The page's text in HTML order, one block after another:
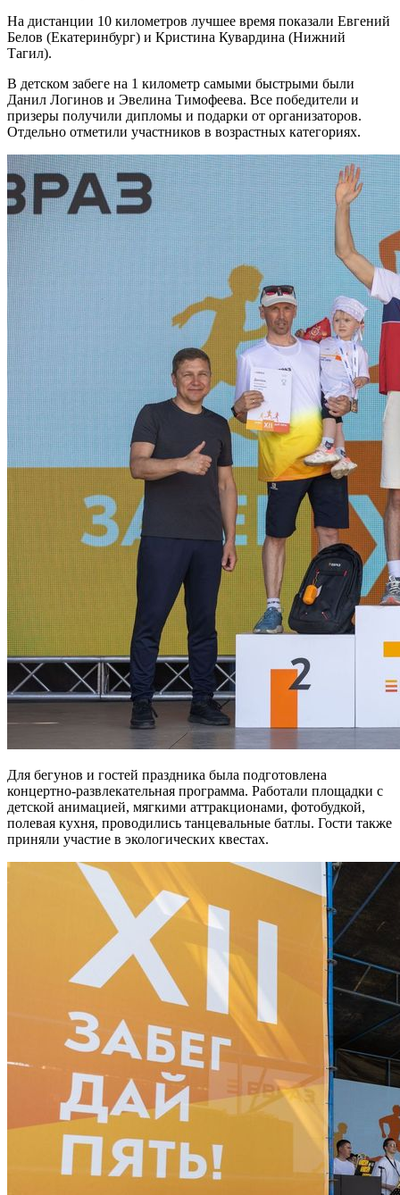
На дистанции 10 километров лучшее время показали Евгений
Белов (Екатеринбург) и Кристина Кувардина (Нижний
Тагил).
В детском забеге на 1 километр самыми быстрыми были
Данил Логинов и Эвелина Тимофеева. Все победители и
призеры получили дипломы и подарки от организаторов.
Отдельно отметили участников в возрастных категориях.
Для бегунов и гостей праздника была подготовлена
концертно-развлекательная программа. Работали площадки с
детской анимацией, мягкими аттракционами, фотобудкой,
полевая кухня, проводились танцевальные батлы. Гости также
приняли участие в экологических квестах.